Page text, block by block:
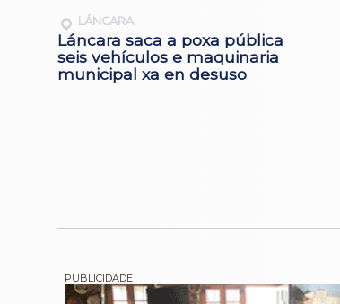
LÁNCARA
Láncara saca a poxa pública
seis vehículos e maquinaria
municipal xa en desuso